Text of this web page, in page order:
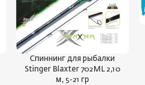
Спиннинг для рыбалки
Stinger Blaxter 702ML 2,10
м, 5-21 гр